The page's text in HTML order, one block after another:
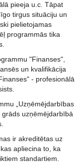
pieeja u.c. Tāpat
tirgus situāciju un
pielietojamas
programmās tika
"Finanses",
un kvalifikācija
- profesionālā
„Uzņēmējdarbības
uzņēmējdarbībā
ir akreditētas uz
apliecina to, ka
standartiem.